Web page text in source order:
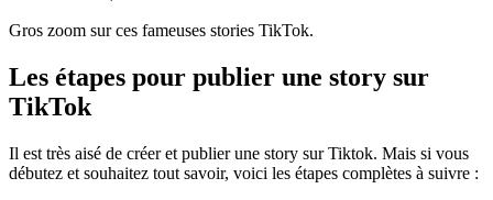
Gros zoom sur ces fameuses stories TikTok.
Les étapes pour publier une story sur
TikTok
Il est très aisé de créer et publier une story sur Tiktok. Mais si vous
débutez et souhaitez tout savoir, voici les étapes complètes à suivre :